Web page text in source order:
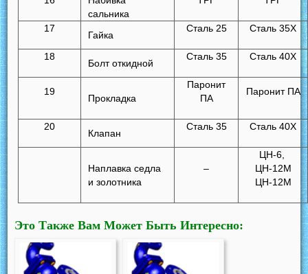
сальника
17
Гайка
Сталь 25 Сталь 35Х
18
Болт откидной
Сталь 35 Сталь 40Х
19
Прокладка
Паронит
ПА
Паронит ПА
20
Клапан
Сталь 35 Сталь 40Х
Наплавка седла
и золотника
–
ЦН-6,
ЦН-12М
ЦН-12М
Это Также Вам Может Быть Интересно: